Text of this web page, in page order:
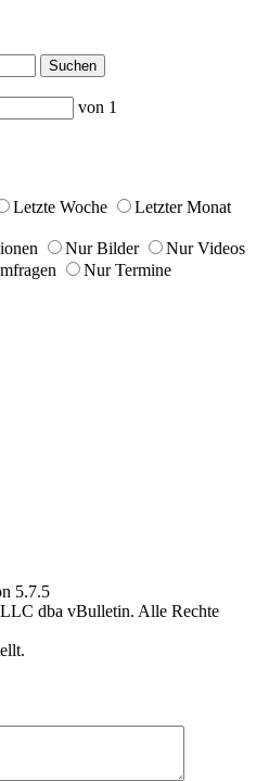
Suchen
von 1
Letzte Woche
Letzter Monat
Nur Bilder
Nur Videos
Nur Termine
5.7.5
dba vBulletin. Alle Rechte